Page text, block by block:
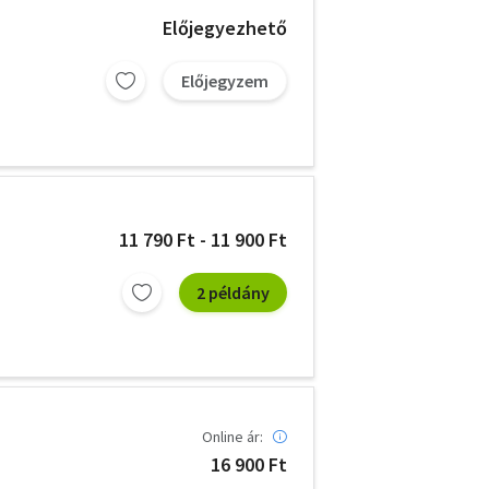
Előjegyezhető
Előjegyzem
11 790 Ft - 11 900 Ft
2 példány
Online ár:
16 900 Ft